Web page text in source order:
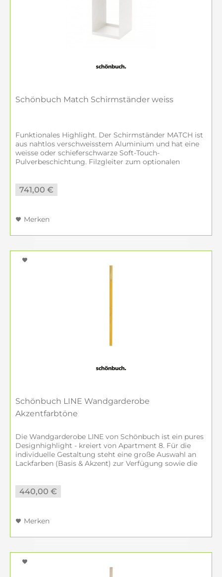
Schönbuch Match Schirmständer weiss
Funktionales Highlight. Der Schirmständer MATCH ist
aus nahtlos verschweisstem Aluminium und hat eine
weisse oder schieferschwarze Soft-Touch-
Pulverbeschichtung. Filzgleiter zum optionalen
741,00 €
Merken
Schönbuch LINE Wandgarderobe
Akzentfarbtöne
Die Wandgarderobe LINE von Schönbuch ist ein pures
Designhighlight - kreiert von Apartment 8. Für die
individuelle Gestaltung steht eine große Auswahl an
Lackfarben (Basis & Akzent) zur Verfügung sowie die
440,00 €
Merken